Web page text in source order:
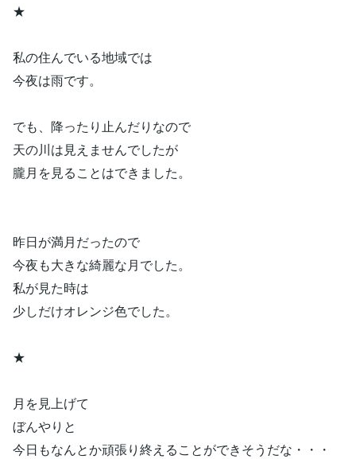
★
私の住んでいる地域では
今夜は雨です。
でも、降ったり止んだりなので
天の川は見えませんでしたが
朧月を見ることはできました。
昨日が満月だったので
今夜も大きな綺麗な月でした。
私が見た時は
少しだけオレンジ色でした。
★
月を見上げて
ぼんやりと
今日もなんとか頑張り終えることができそうだな・・・